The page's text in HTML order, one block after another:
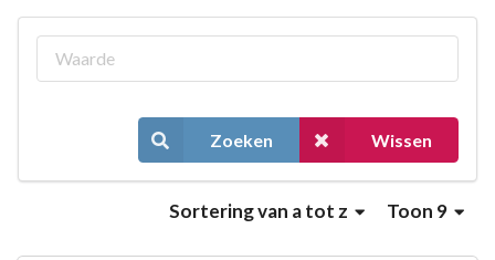
Zoeken Wissen
Toon 9
Sorteringvan a tot z